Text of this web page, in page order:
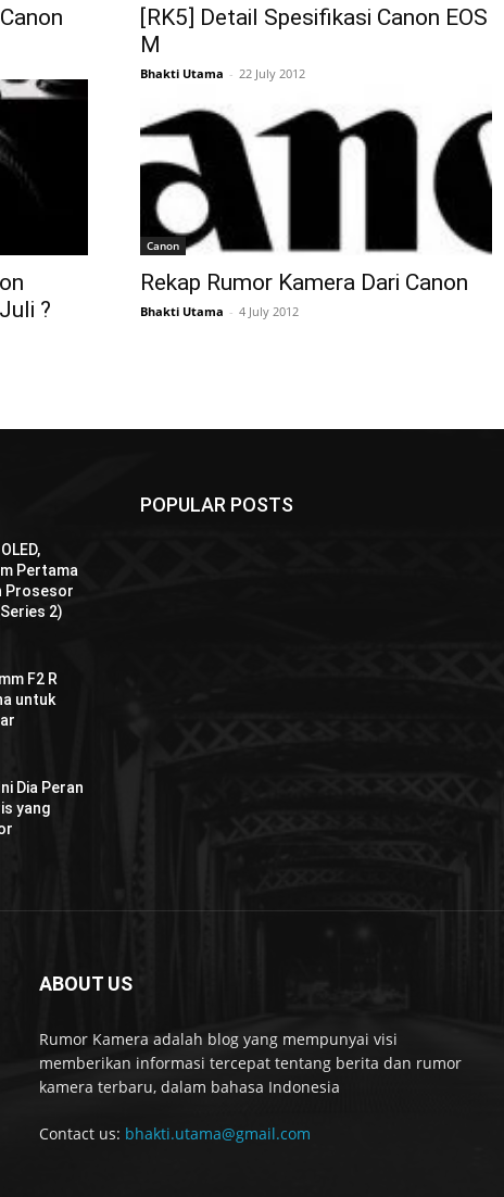
[RK5] Detail Spesifikasi Canon EOS
M
Bhakti Utama - 22 July 2012
?
Canon
Rekap Rumor Kamera Dari Canon
Bhakti Utama - 4 July 2012
Pertama
Prosesor
2)
F2 R
untuk
Dia Peran
yang
POPULAR POSTS
ABOUT US
Rumor Kamera adalah blog yang mempunyai visi
memberikan informasi tercepat tentang berita dan rumor
kamera terbaru, dalam bahasa Indonesia
Contact us: bhakti.utama@gmail.com